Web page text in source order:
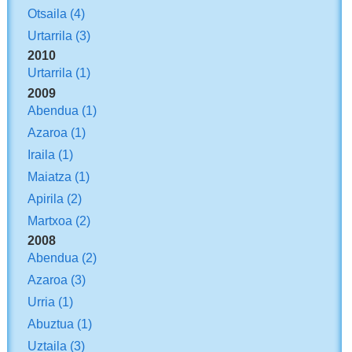
Otsaila (4)
Urtarrila (3)
2010
Urtarrila (1)
2009
Abendua (1)
Azaroa (1)
Iraila (1)
Maiatza (1)
Apirila (2)
Martxoa (2)
2008
Abendua (2)
Azaroa (3)
Urria (1)
Abuztua (1)
Uztaila (3)